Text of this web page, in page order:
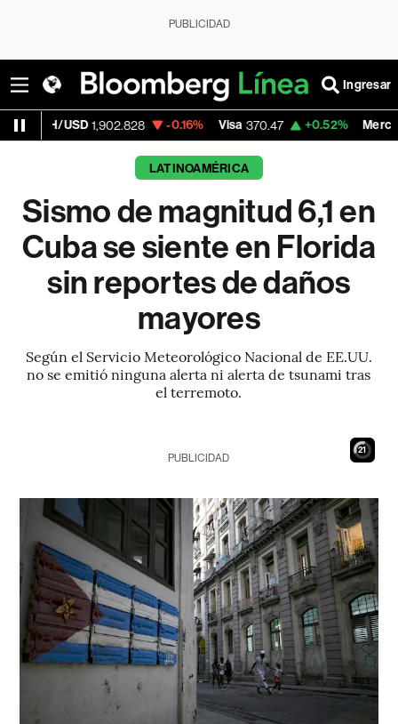
PUBLICIDAD
Ingresar
1,902.828 -0.16% Visa 370.47 +0.52% MercadoLibre
LATINOAMÉRICA
Sismo de magnitud 6,1 en
Cuba se siente en Florida
sin reportes de daños
mayores
Según el Servicio Meteorológico Nacional de EE.UU.
no se emitió ninguna alerta ni alerta de tsunami tras
el terremoto.
20
PUBLICIDAD